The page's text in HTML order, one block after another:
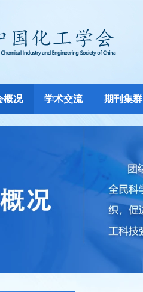
概况 学术交流 期刊集群